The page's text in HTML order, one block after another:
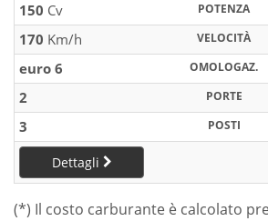
150 Cv POTENZA
170 Km/h VELOCITÀ
euro 6
OMOLOGAZ.
2 PORTE
3 POSTI
Dettagli
(*) Il costo carburante è calcolato